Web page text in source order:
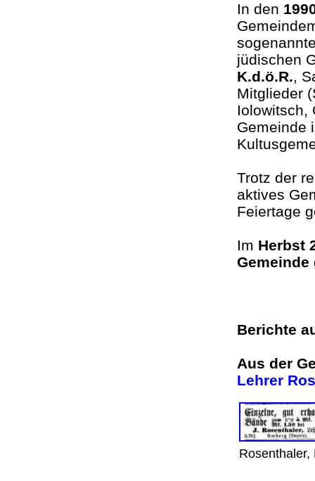
In den
jüdischen
K.d.ö.R.,
Mitglieder
Iolowitsch,
Gemeinde
Trotz der
aktives
Feiertage
Im Herbst
Gemeinde
Berichte
Aus der
Lehrer
Rosenthaler,